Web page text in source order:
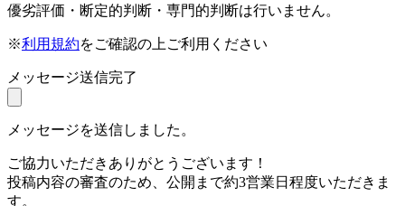
優劣評価・断定的判断・専門的判断は行いません。
※利用規約をご確認の上ご利用ください
メッセージ送信完了
メッセージを送信しました。
ご協力いただきありがとうございます！
投稿内容の審査のため、公開まで約3営業日程度いただきま
す。